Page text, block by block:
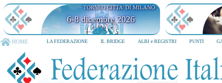
TORNEO CITTA' DI MILANO
6-8 dicembre 2026
HOME LA FEDERAZIONE IL BRIDGE ALBI e REGISTRI PUNTI